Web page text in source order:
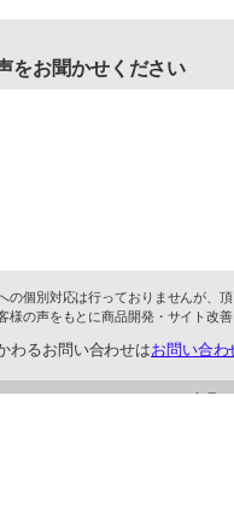
をお聞かせください
の個別対応は行っておりませんが、
様の声をもとに商品開発・サイト改善
わるお問い合わせはお問い合わ